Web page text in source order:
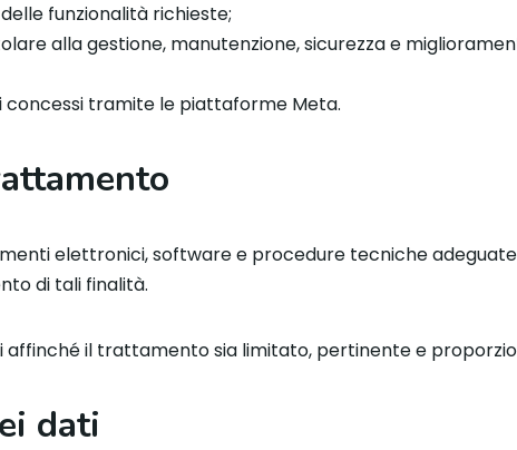
funzionalità richieste;
alla gestione, manutenzione, sicurezza e
concessi tramite le piattaforme Meta.
elettronici, software e procedure tecniche
di tali finalità.
affinché il trattamento sia limitato, pertinente e
dati